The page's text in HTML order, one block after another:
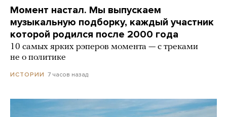
Момент настал. Мы выпускаем
музыкальную подборку, каждый участник
которой родился после 2000 года
10 самых ярких рэперов момента — с треками
не о политике
ИСТОРИИ 7 часов назад